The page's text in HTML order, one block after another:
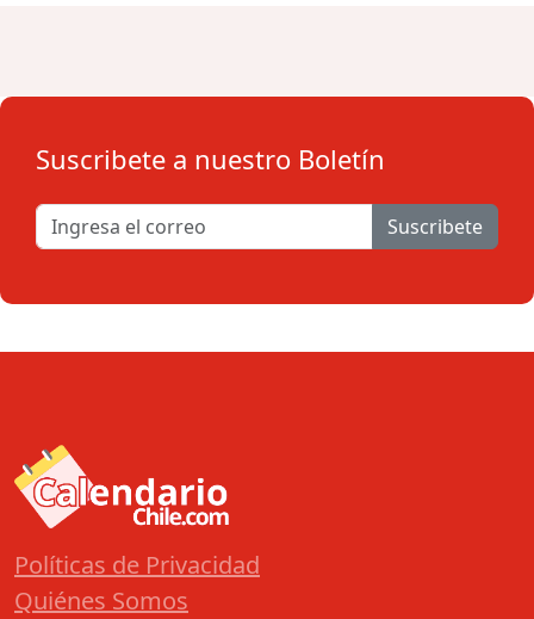
Suscribete a nuestro Boletín
Suscribete
Políticas de Privacidad
Quiénes Somos